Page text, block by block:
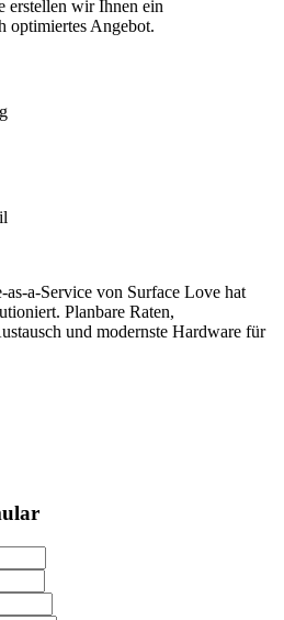
erstellen wir Ihnen ein
optimiertes Angebot.
a-Service von Surface Love hat
Planbare Raten,
und modernste Hardware für